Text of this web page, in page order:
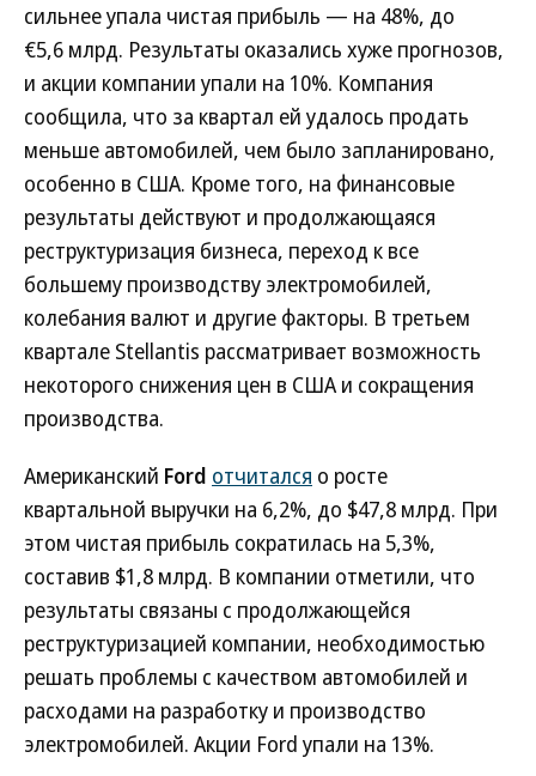
сильнее упала чистая прибыль — на 48%, до
€5,6 млрд. Результаты оказались хуже прогнозов,
и акции компании упали на 10%. Компания
сообщила, что за квартал ей удалось продать
меньше автомобилей, чем было запланировано,
особенно в США. Кроме того, на финансовые
результаты действуют и продолжающаяся
реструктуризация бизнеса, переход к все
большему производству электромобилей,
колебания валют и другие факторы. В третьем
квартале Stellantis рассматривает возможность
некоторого снижения цен в США и сокращения
производства.
Американский Ford отчитался о росте
квартальной выручки на 6,2%, до $47,8 млрд. При
этом чистая прибыль сократилась на 5,3%,
составив $1,8 млрд. В компании отметили, что
результаты связаны с продолжающейся
реструктуризацией компании, необходимостью
решать проблемы с качеством автомобилей и
расходами на разработку и производство
электромобилей. Акции Ford упали на 13%.